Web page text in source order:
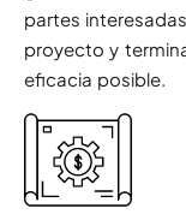
partes
proyecto y
eficacia posible.